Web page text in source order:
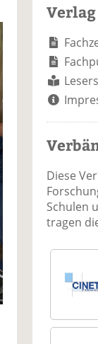
Verlag
Diese
Schulen
tragen